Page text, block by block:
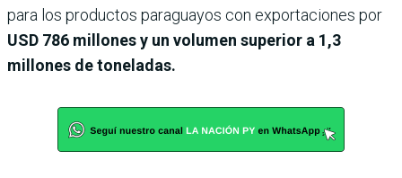
para los productos paraguayos con exportaciones por
USD 786 millones y un volumen superior a 1,3
millones de toneladas.